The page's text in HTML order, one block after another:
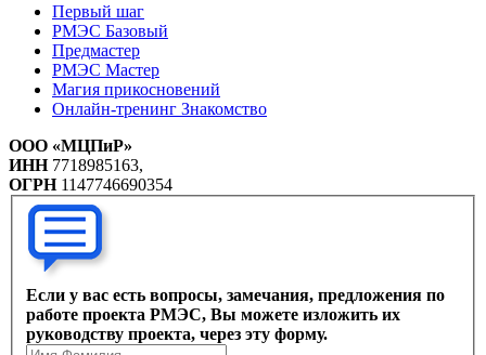
Первый шаг
РМЭС Базовый
Предмастер
РМЭС Мастер
Магия прикосновений
Онлайн-тренинг Знакомство
ООО «МЦПиР»
ИНН7718985163,
ОГРН1147746690354
Если у вас есть вопросы, замечания, предложения по
работе проекта РМЭС, Вы можете изложить их
руководству проекта, через эту форму.